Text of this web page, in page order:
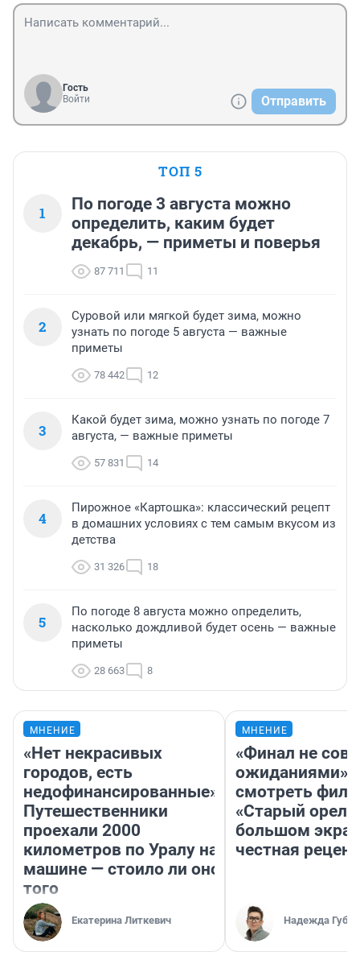
Гость
Войти
Отправить
ТОП 5
1
По погоде 3 августа можно
определить, каким будет
декабрь, — приметы и поверья
87 711 11
2
Суровой или мягкой будет зима, можно
узнать по погоде 5 августа — важные
приметы
78 442 12
3
Какой будет зима, можно узнать по погоде 7
августа, — важные приметы
57 831 14
4
Пирожное «Картошка»: классический рецепт
в домашних условиях с тем самым вкусом из
детства
31 326 18
5
По погоде 8 августа можно определить,
насколько дождливой будет осень — важные
приметы
28 663 8
МНЕНИЕ
«Нет некрасивых
городов, есть
недофинансированные».
Путешественники
проехали 2000
километров по Уралу на
машине — стоило ли оно
того
Екатерина Литкевич
МНЕНИЕ
«Финал не
ожиданиями»:
смотреть
«Старый орел»
большом
честная
Надежда